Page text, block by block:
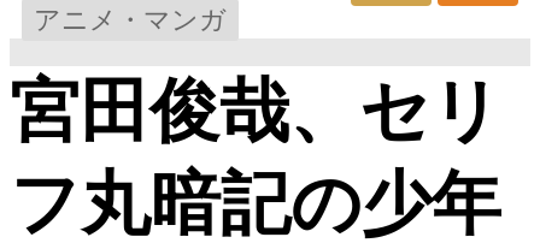
アニメ・マンガ
宮田俊哉、セリ
フ丸暗記の少年